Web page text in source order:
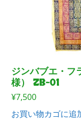
ジンバブエ・フ
様） ZB-01
¥7,500
お買い物カゴに追